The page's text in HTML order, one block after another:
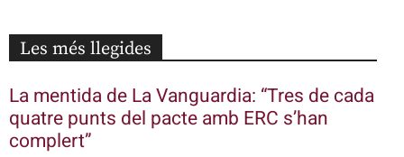
Les més llegides
La mentida de La Vanguardia: “Tres de cada
quatre punts del pacte amb ERC s’han
complert”